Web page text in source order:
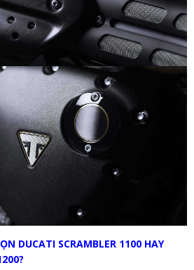
DUCATI SCRAMBLER 1100 HAY